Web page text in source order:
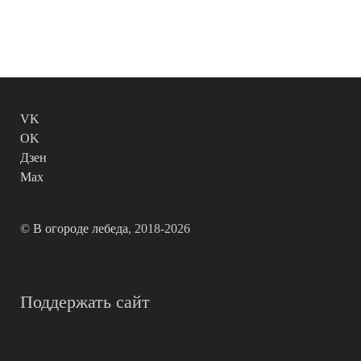
VK
OK
Дзен
Max
© В огороде лебеда, 2018-2026
Поддержать сайт